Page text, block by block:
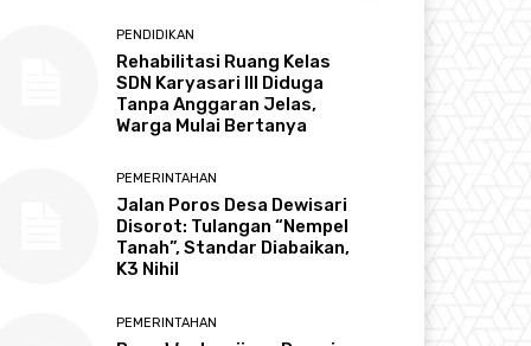
PENDIDIKAN
Rehabilitasi Ruang Kelas
SDN Karyasari III Diduga
Tanpa Anggaran Jelas,
Warga Mulai Bertanya
PEMERINTAHAN
Jalan Poros Desa Dewisari
Disorot: Tulangan “Nempel
Tanah”, Standar Diabaikan,
K3 Nihil
PEMERINTAHAN